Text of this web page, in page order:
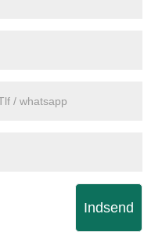
Indsend